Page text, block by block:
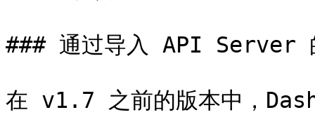
### 通过导入 API Server
在 v1.7 之前的版本中，